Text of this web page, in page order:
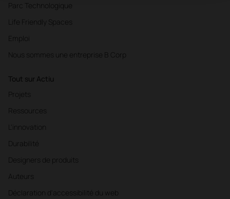
Parc Technologique
Life Friendly Spaces
Emploi
Nous sommes une entreprise B Corp
Tout sur Actiu
Projets
Ressources
L'innovation
Durabilité
Designers de produits
Auteurs
Déclaration d'accessibilité du web